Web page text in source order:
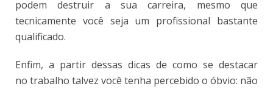
podem destruir a sua carreira, mesmo que
tecnicamente você seja um profissional bastante
qualificado.
Enfim, a partir dessas dicas de como se destacar
no trabalho talvez você tenha percebido o óbvio: não